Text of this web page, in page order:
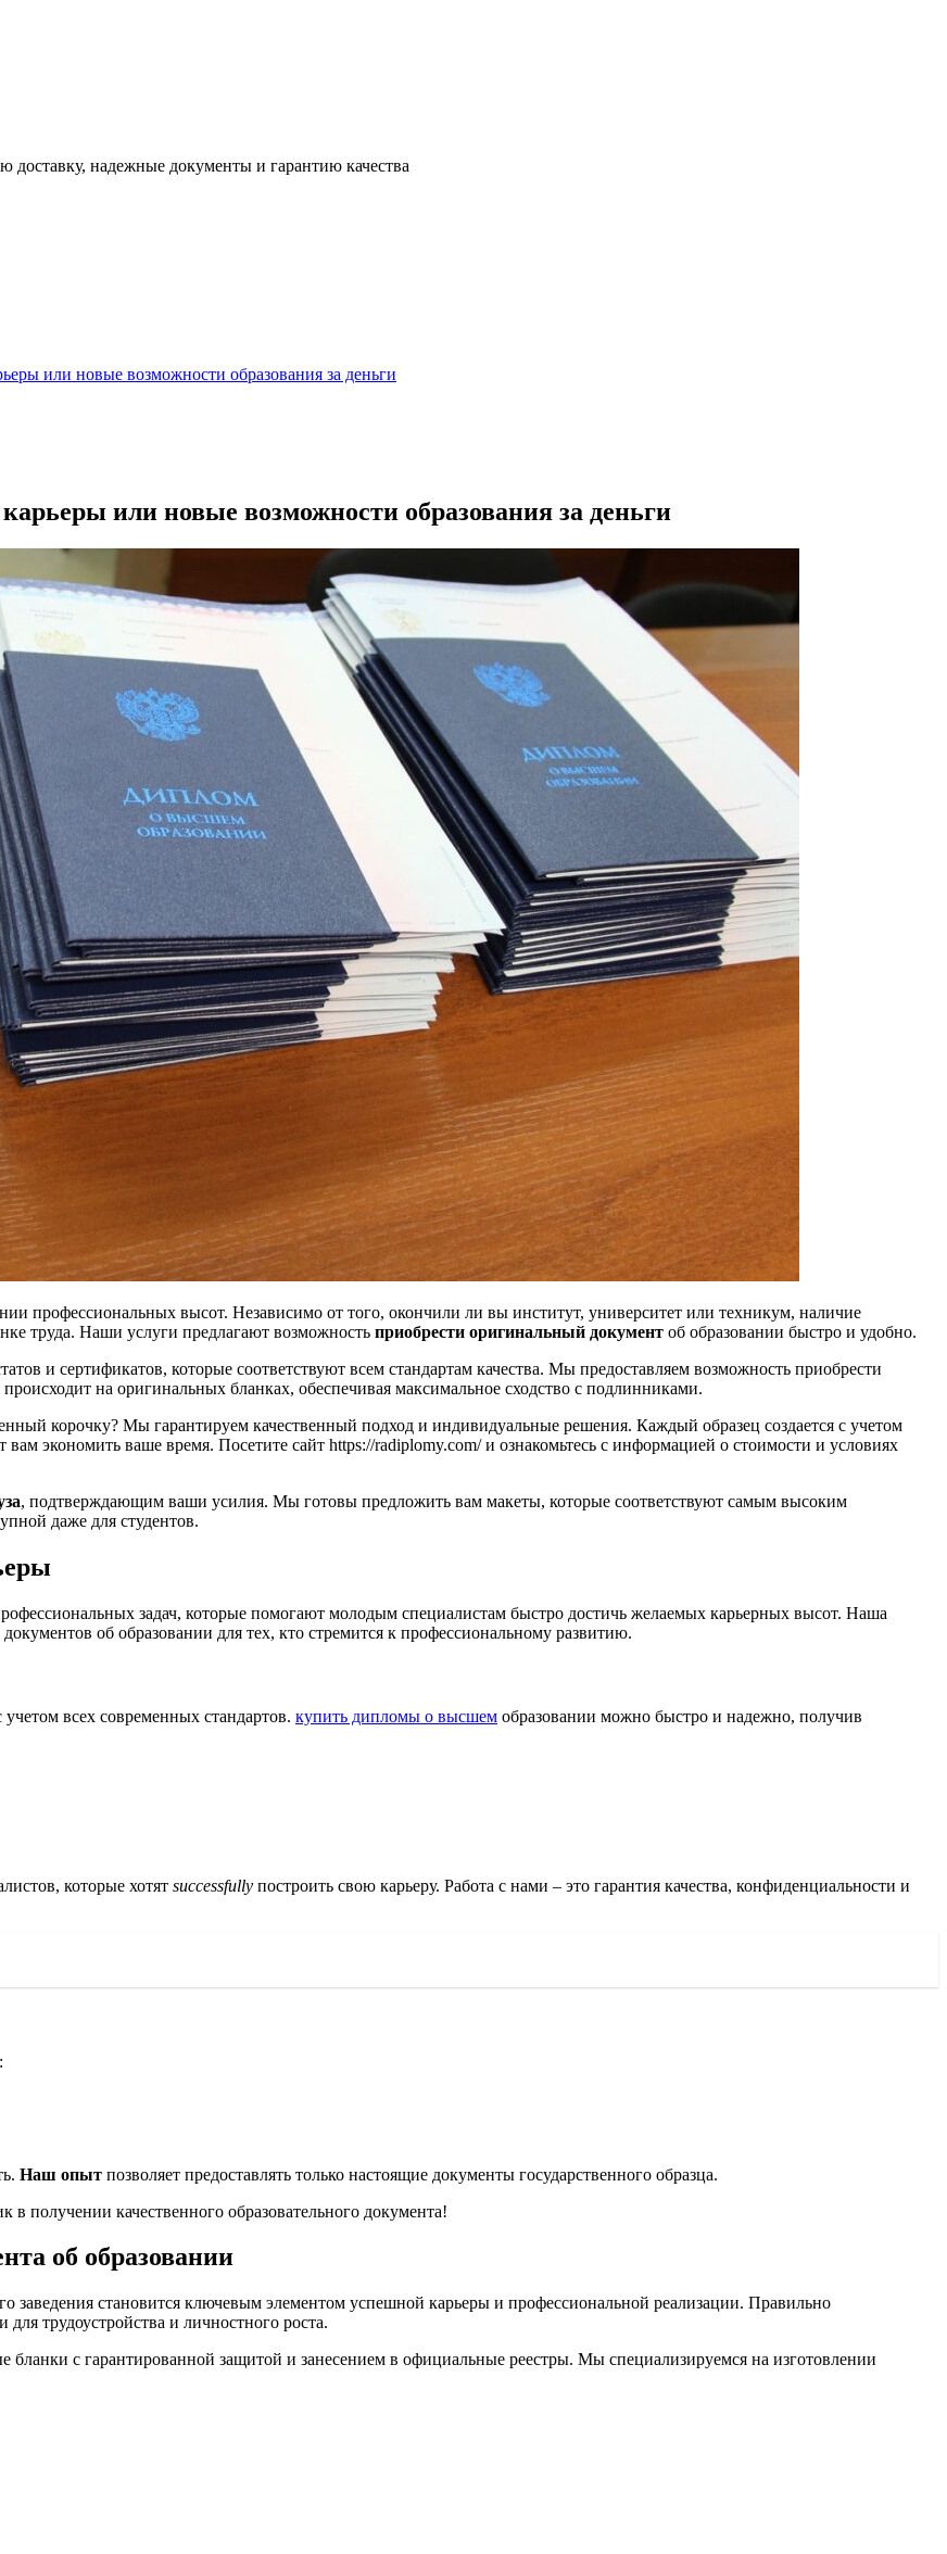
надежные документы и гарантию качества
или новые возможности образования за деньги
или новые возможности образования за деньги
профессиональных высот. Независимо от того, окончили ли вы институт, университет или техникум, наличие
труда. Наши услуги предлагают возможность приобрести оригинальный документ об образовании быстро и удобно.
и сертификатов, которые соответствуют всем стандартам качества. Мы предоставляем возможность приобрести
происходит на оригинальных бланках, обеспечивая максимальное сходство с подлинниками.
корочку? Мы гарантируем качественный подход и индивидуальные решения. Каждый образец создается с учетом
вам экономить ваше время. Посетите сайт https://radiplomy.com/ и ознакомьтесь с информацией о стоимости и условиях
, подтверждающим ваши усилия. Мы готовы предложить вам макеты, которые соответствуют самым высоким
даже для студентов.
задач, которые помогают молодым специалистам быстро достичь желаемых карьерных высот. Наша
об образовании для тех, кто стремится к профессиональному развитию.
учетом всех современных стандартов. купить дипломы о высшем образовании можно быстро и надежно, получив
которые хотят successfully построить свою карьеру. Работа с нами – это гарантия качества, конфиденциальности и
Наш опыт позволяет предоставлять только настоящие документы государственного образца.
получении качественного образовательного документа!
об образовании
заведения становится ключевым элементом успешной карьеры и профессиональной реализации. Правильно
трудоустройства и личностного роста.
бланки с гарантированной защитой и занесением в официальные реестры. Мы специализируемся на изготовлении